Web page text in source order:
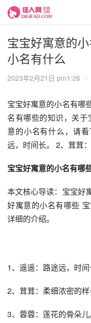
宝宝好寓意的
小名有什么
2023年2月21日 pm1:26 •
宝宝好寓意的小名有哪
名有哪些的知识，关
意的小名有什么，请
远，时间长。 2、茸茸：
宝宝好寓意的小名有哪
本文核心导读：宝宝好
好寓意的小名有哪些
详细的介绍。
1、遥遥：路途远，时间
2、茸茸：柔细浓密的样
3、蓉蓉：莲花的骨朵儿